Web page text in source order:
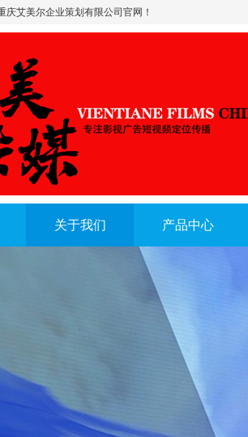
庆艾美尔企业策划有限公司官网！
关于我们 产品中心